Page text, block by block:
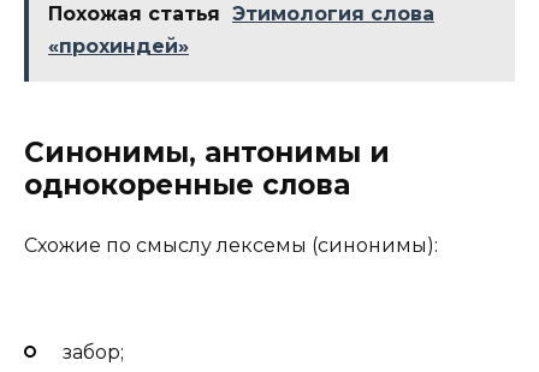
Похожая статья Этимология слова
«прохиндей»
Синонимы, антонимы и
однокоренные слова
Схожие по смыслу лексемы (синонимы):
забор;